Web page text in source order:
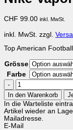
CHF 99.00 inkl. MwSt.
inkl. MwSt. zzgl.
Top American
Grösse
Farbe
Nike
Vapor
Jet
9
Menge
In den Warenkorb
In die Warteliste
Artikel wieder an
Mailadresse.
E-Mail